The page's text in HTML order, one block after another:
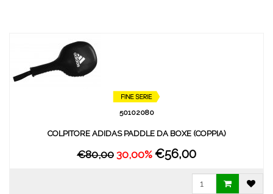
50102080
COLPITORE ADIDAS PADDLE DA BOXE (COPPIA)
€80,00 30,00% €56,00